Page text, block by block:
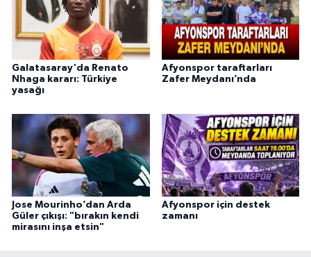
Galatasaray'da Renato
Nhaga kararı: Türkiye
yasağı
Afyonspor taraftarları
Zafer Meydanı’nda
Jose Mourinho’dan Arda
Güler çıkışı: "bırakın kendi
mirasını inşa etsin"
Afyonspor için destek
zamanı